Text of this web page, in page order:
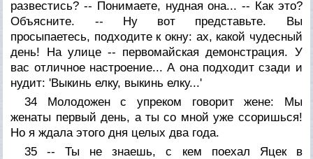
развестись? -- Понимаете, нудная она... -- Как это?
Объясните. -- Ну вот представьте. Вы
просыпаетесь, подходите к окну: ах, какой чудесный
день! На улице -- первомайская демонстрация. У
вас отличное настроение... А она подходит сзади и
нудит: 'Выкинь елку, выкинь елку...'
34 Молодожен с упреком говорит жене: Мы
женаты первый день, а ты со мной уже ссоришься!
Но я ждала этого дня целых два года.
35 -- Ты не знаешь, с кем поехал Яцек в